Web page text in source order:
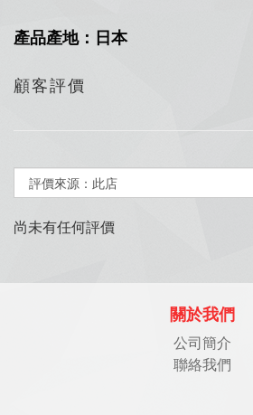
產品產地：日本
顧客評價
尚未有任何評價
關於我們
公司簡介
聯絡我們